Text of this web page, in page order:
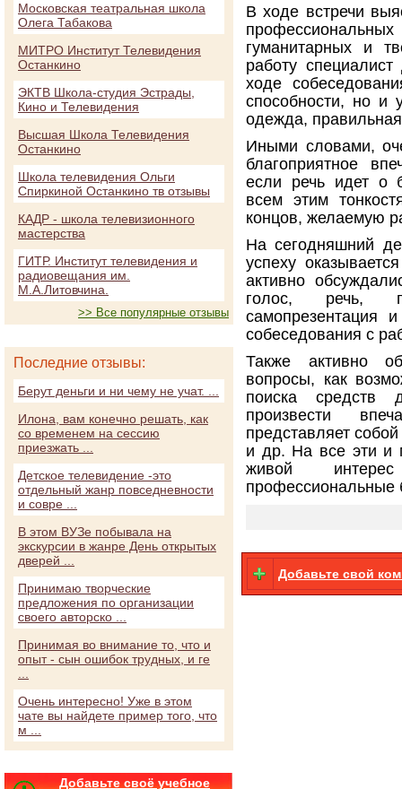
В ходе встречи
гуманитарных и
работу
ходе
способности, но и
одежда,
Иными словами,
благоприятное
если речь идет о
всем этим
концов, желаемую
На сегодняшний
успеху
активно
голос, речь,
самопрезентация
собеседования с
Также активно
вопросы, как
поиска средств
произвести
представляет
и др. На все эти и
живой
профессиональные
Добавьте свой
Московская театральная школа
Олега Табакова
МИТРО Институт Телевидения
Останкино
ЭКТВ Школа-студия Эстрады,
Кино и Телевидения
Высшая Школа Телевидения
Останкино
Школа телевидения Ольги
Спиркиной Останкино тв отзывы
КАДР - школа телевизионного
мастерства
ГИТР. Институт телевидения и
радиовещания им.
М.А.Литовчина.
>> Все популярные отзывы
Последние отзывы:
Берут деньги и ни чему не учат. ...
Илона, вам конечно решать, как
со временем на сессию
приезжать ...
Детское телевидение -это
отдельный жанр повседневности
и совре ...
В этом ВУЗе побывала на
экскурсии в жанре День открытых
дверей ...
Принимаю творческие
предложения по организации
своего авторско ...
Принимая во внимание то, что и
опыт - сын ошибок трудных, и ге
Очень интересно! Уже в этом
чате вы найдете пример того, что
м ...
Добавьте своё учебное